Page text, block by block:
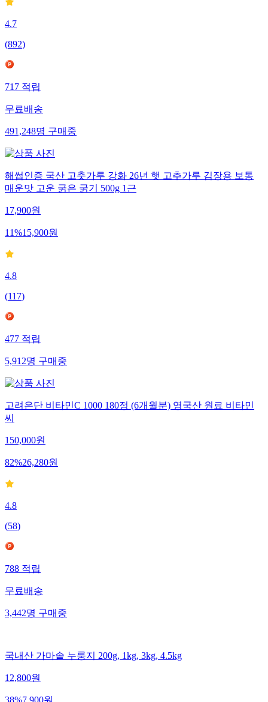
4.7
(892)
717적립
무료배송
491,248명구매중
해썹인증 국산 고춧가루 강화 26년 햇 고추가루 김장용 보통
매운맛 고운 굵은 굵기 500g 1근
17,900원
11%15,900원
4.8
(117)
477적립
5,912명구매중
고려은단 비타민C 1000 180정 (6개월분) 영국산 원료 비타민
씨
150,000원
82%26,280원
4.8
(58)
788적립
무료배송
3,442명구매중
국내산 가마솥 누룽지 200g, 1kg, 3kg, 4.5kg
12,800원